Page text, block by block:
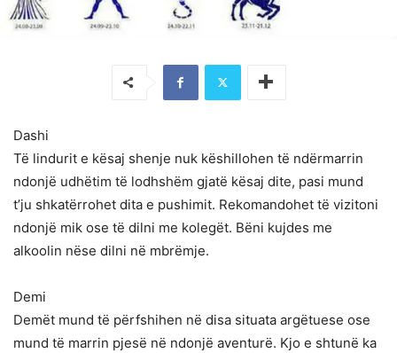
Dashi
Të lindurit e kësaj shenje nuk këshillohen të ndërmarrin
ndonjë udhëtim të lodhshëm gjatë kësaj dite, pasi mund
t’ju shkatërrohet dita e pushimit. Rekomandohet të vizitoni
ndonjë mik ose të dilni me kolegët. Bëni kujdes me
alkoolin nëse dilni në mbrëmje.
Demi
Demët mund të përfshihen në disa situata argëtuese ose
mund të marrin pjesë në ndonjë aventurë. Kjo e shtunë ka